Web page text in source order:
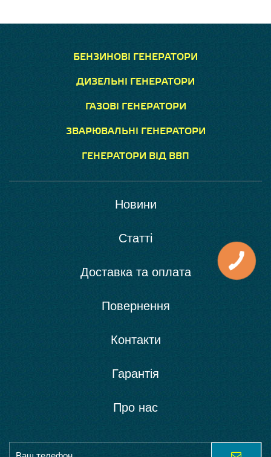
БЕНЗИНОВІ ГЕНЕРАТОРИ
ДИЗЕЛЬНІ ГЕНЕРАТОРИ
ГАЗОВІ ГЕНЕРАТОРИ
ЗВАРЮВАЛЬНІ ГЕНЕРАТОРИ
ГЕНЕРАТОРИ ВІД ВВП
Новини
Статті
Доставка та оплата
Повернення
Контакти
Гарантія
Про нас